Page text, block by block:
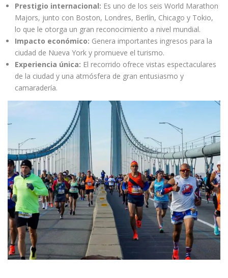
Prestigio internacional: Es uno de los seis World Marathon
Majors, junto con Boston, Londres, Berlín, Chicago y Tokio,
lo que le otorga un gran reconocimiento a nivel mundial.
Impacto económico: Genera importantes ingresos para la
ciudad de Nueva York y promueve el turismo.
Experiencia única: El recorrido ofrece vistas espectaculares
de la ciudad y una atmósfera de gran entusiasmo y
camaradería.